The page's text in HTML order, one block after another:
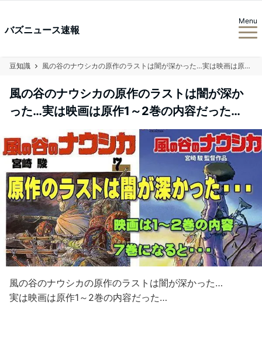
バズニュース速報
Menu
豆知識 風の谷のナウシカの原作のラストは闇が深かった…実は映画は原作1～2巻の内容だった…
風の谷のナウシカの原作のラストは闇が深か
った…実は映画は原作1～2巻の内容だった…
風の谷のナウシカの原作のラストは闇が深かった…
実は映画は原作1～2巻の内容だった…